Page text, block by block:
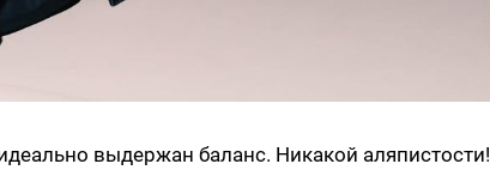
выдержан баланс. Никакой аляпистости!